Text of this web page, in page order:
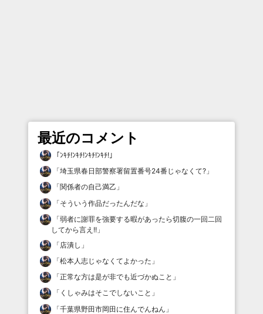
最近のコメント
「ﾝｷﾁ!ﾝｷﾁ!ﾝｷﾁ!ﾝｷﾁ! 」
「埼玉県春日部警察署留置番号24番じゃなくて? 」
「関係者の自己満乙 」
「そういう作品だったんだな 」
「弱者に謝罪を強要する暇があったら切腹の一回二回
してから言え!! 」
「 店潰し 」
「松本人志じゃなくてよかった 」
「正常な方は是が非でも近づかぬこと 」
「 くしゃみはそこでしないこと 」
「千葉県野田市岡田に住んでんねん 」